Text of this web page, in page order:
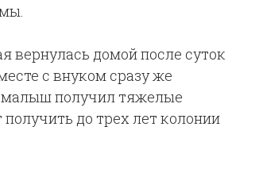
вернулась домой после суток
с внуком сразу же
малыш получил тяжелые
до трех лет колонии